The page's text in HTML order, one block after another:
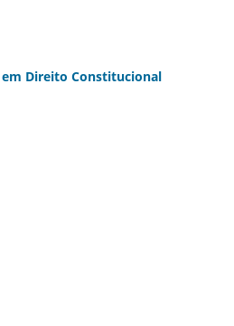
em Direito Constitucional